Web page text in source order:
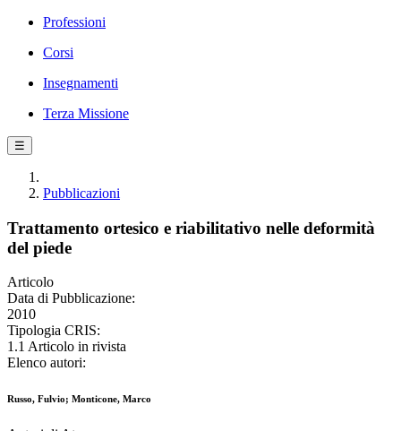
Professioni
Corsi
Insegnamenti
Terza Missione
☰
Pubblicazioni
Trattamento ortesico e riabilitativo nelle deformità
del piede
Articolo
Data di Pubblicazione:
2010
Tipologia CRIS:
1.1 Articolo in rivista
Elenco autori:
Russo, Fulvio; Monticone, Marco